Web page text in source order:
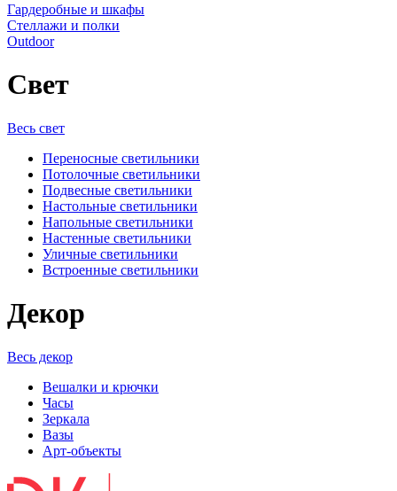
Гардеробные и шкафы
Стеллажи и полки
Outdoor
Свет
Весь свет
Переносные светильники
Потолочные светильники
Подвесные светильники
Настольные светильники
Напольные светильники
Настенные светильники
Уличные светильники
Встроенные светильники
Декор
Весь декор
Вешалки и крючки
Часы
Зеркала
Вазы
Арт-объекты